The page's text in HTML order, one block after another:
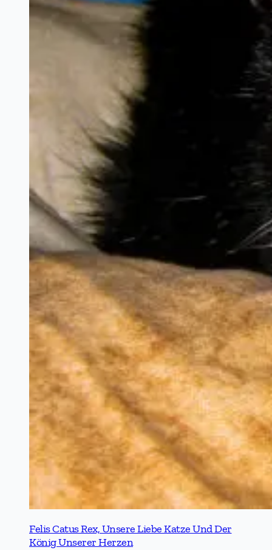
Felis Catus Rex, Unsere Liebe Katze Und Der
König Unserer Herzen